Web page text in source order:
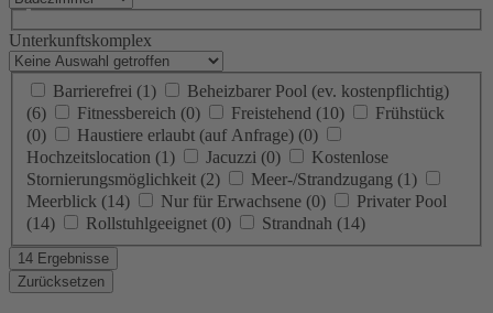
Unterkunftskomplex
Barrierefrei (1)
Beheizbarer Pool (ev. kostenpflichtig)
(6)
Fitnessbereich (0) Freistehend (10)
Frühstück
(0)
Haustiere erlaubt (auf Anfrage) (0)
Hochzeitslocation (1) Jacuzzi (0)
Kostenlose
Stornierungsmöglichkeit (2) Meer-/Strandzugang (1)
Meerblick (14) Nur für Erwachsene (0)
Privater Pool
(14)
Rollstuhlgeeignet (0) Strandnah (14)
14 Ergebnisse
Zurücksetzen